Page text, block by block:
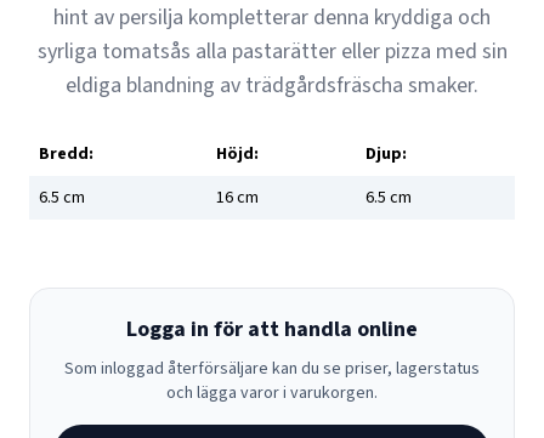
hint av persilja kompletterar denna kryddiga och
syrliga tomatsås alla pastarätter eller pizza med sin
eldiga blandning av trädgårdsfräscha smaker.
Bredd: Höjd:
Djup:
6.5 cm 16cm 6.5 cm
Logga in för att handla online
Som inloggad återförsäljare kan du se priser, lagerstatus
och lägga varor i varukorgen.